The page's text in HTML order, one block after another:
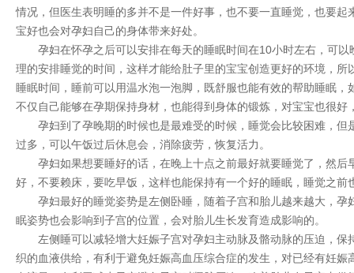
情况，但医生表明睡的多并不是一件好事，也不要一直睡觉，也要
宝好也会对孕妇自己的身体带来好处。
孕妇在怀孕之后可以安排在每天的睡眠时间在10小时左右，可以
理的安排睡觉的时间，这样才能给肚子里的宝宝创造更好的环境，
睡眠时间，睡前可以用温水泡一泡脚，既舒服也能有效的帮助睡眠
不仅自己能够在孕期保持身材，也能得到身体的锻炼，对宝宝也很
孕妇到了孕晚期的时候也是最难受的时候，睡觉会比较困难，但
过多，可以午饭过后休息会，消除疲劳，恢复活力。
孕妇如果想要睡好的话，在晚上十点之前最好就要睡觉了，然后
好，不要赖床，要吃早饭，这样也能保持有一个好的睡眠，睡觉之前
孕妇最好的睡觉姿势是左侧卧睡，随着子宫和胎儿越来越大，孕
眠姿势也会影响到子宫的位置，会对胎儿生长发育造成影响的。
左侧睡可以减轻增大妊娠子宫对孕妇主动脉及骼动脉的压迫，保
织的血液供给，有利于避免妊娠高血压综合症的发生，对已经有妊